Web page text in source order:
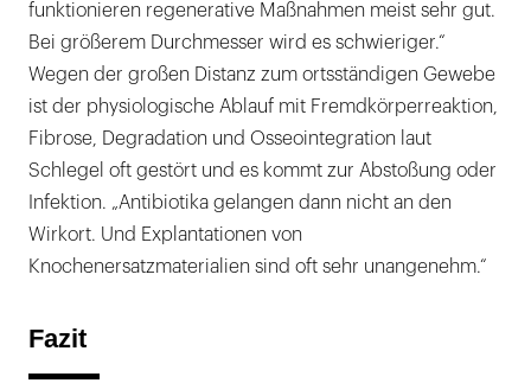
funktionieren regenerative Maßnahmen meist sehr gut.
Bei größerem Durchmesser wird es schwieriger.“
Wegen der großen Distanz zum ortsständigen Gewebe
ist der physiologische Ablauf mit Fremdkörperreaktion,
Fibrose, Degradation und Osseointegration laut
Schlegel oft gestört und es kommt zur Abstoßung oder
Infektion. „Antibiotika gelangen dann nicht an den
Wirkort. Und Explantationen von
Knochenersatzmaterialien sind oft sehr unangenehm.“
Fazit